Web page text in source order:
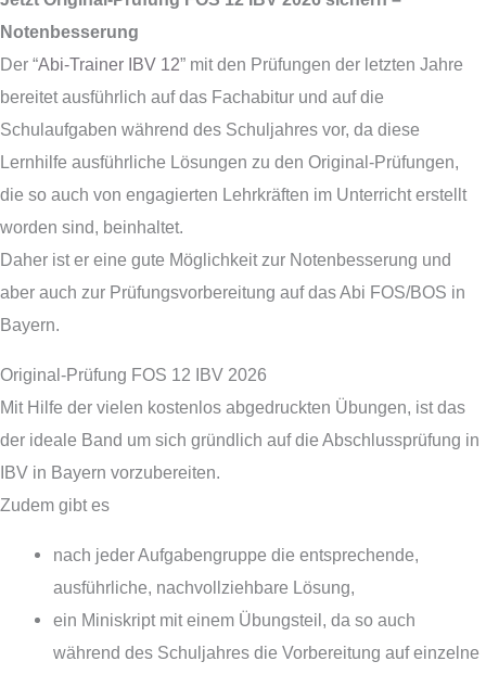
Notenbesserung
Der “Abi-Trainer IBV 12” mit den Prüfungen der letzten Jahre
bereitet ausführlich auf das Fachabitur und auf die
Schulaufgaben während des Schuljahres vor, da diese
Lernhilfe ausführliche Lösungen zu den Original-Prüfungen,
die so auch von engagierten Lehrkräften im Unterricht erstellt
worden sind, beinhaltet.
Daher ist er eine gute Möglichkeit zur Notenbesserung und
aber auch zur Prüfungsvorbereitung auf das Abi FOS/BOS in
Bayern.
Original-Prüfung FOS 12 IBV 2026
Mit Hilfe der vielen kostenlos abgedruckten Übungen, ist das
der ideale Band um sich gründlich auf die Abschlussprüfung in
IBV in Bayern vorzubereiten.
Zudem gibt es
nach jeder Aufgabengruppe die entsprechende,
ausführliche, nachvollziehbare Lösung,
ein Miniskript mit einem Übungsteil, da so auch
während des Schuljahres die Vorbereitung auf einzelne